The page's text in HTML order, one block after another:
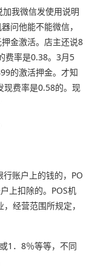
我微信发使用说明
问他能不能微信，
金激活。店主还说8
费率是0.38。3月5
的激活押金。才知
现费率是0.58的。现
账户上的钱的，PO
上扣除的。POS机
经营范围所规定，
1．8％等等，不同